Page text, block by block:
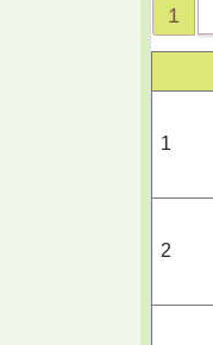
1
1
2